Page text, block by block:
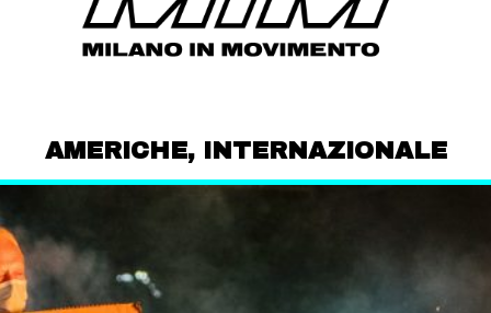
AMERICHE, INTERNAZIONALE